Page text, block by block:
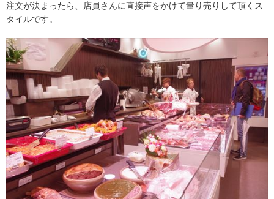
注文が決まったら、店員さんに直接声をかけて量り売りして頂くス
タイルです。